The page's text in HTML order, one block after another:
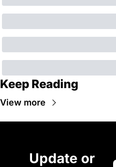
Keep Reading
View more
Update or